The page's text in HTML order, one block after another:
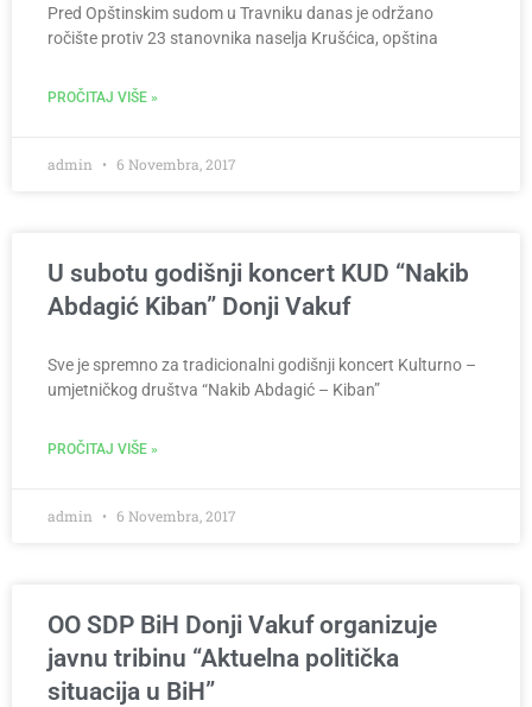
Pred Opštinskim sudom u Travniku danas je održano
ročište protiv 23 stanovnika naselja Krušćica, opština
PROČITAJ VIŠE »
admin 6 Novembra, 2017
U subotu godišnji koncert KUD “Nakib
Abdagić Kiban” Donji Vakuf
Sve je spremno za tradicionalni godišnji koncert Kulturno –
umjetničkog društva “Nakib Abdagić – Kiban”
PROČITAJ VIŠE »
admin 6 Novembra, 2017
OO SDP BiH Donji Vakuf organizuje
javnu tribinu “Aktuelna politička
situacija u BiH”